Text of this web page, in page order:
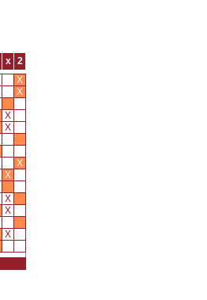
x
2
X
X
X
X
X
X
X
X
X